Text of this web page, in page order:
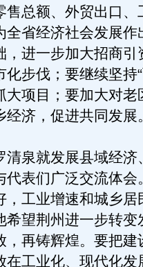
售总额、外贸出口、
全省经济社会发展作
，进一步加大招商引
步伐；要继续坚持
大项目；要加大对老
经济，促进共同发展
泉就发展县域经济
代表们广泛交流体会
，工业增速和城乡居
希望荆州进一步转变
，再铸辉煌。要把建
在工业化、现代化发